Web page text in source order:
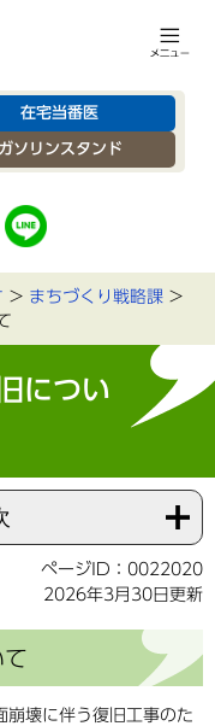
在宅当番医
ガソリンスタンド
> まちづくり戦略課 >
につい
ページID：0022020
2026年3月30日更新
崩壊に伴う復旧工事のた